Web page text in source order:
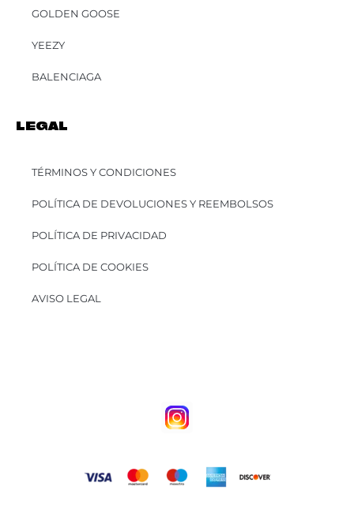
GOLDEN GOOSE
YEEZY
BALENCIAGA
LEGAL
TÉRMINOS Y CONDICIONES
POLÍTICA DE DEVOLUCIONES Y REEMBOLSOS
POLÍTICA DE PRIVACIDAD
POLÍTICA DE COOKIES
AVISO LEGAL